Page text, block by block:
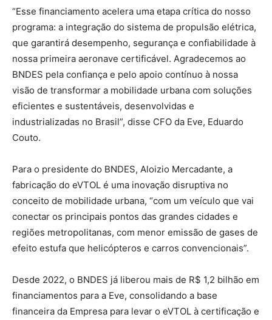
“Esse financiamento acelera uma etapa crítica do nosso
programa: a integração do sistema de propulsão elétrica,
que garantirá desempenho, segurança e confiabilidade à
nossa primeira aeronave certificável. Agradecemos ao
BNDES pela confiança e pelo apoio contínuo à nossa
visão de transformar a mobilidade urbana com soluções
eficientes e sustentáveis, desenvolvidas e
industrializadas no Brasil”, disse CFO da Eve, Eduardo
Couto.
Para o presidente do BNDES, Aloizio Mercadante, a
fabricação do eVTOL é uma inovação disruptiva no
conceito de mobilidade urbana, “com um veículo que vai
conectar os principais pontos das grandes cidades e
regiões metropolitanas, com menor emissão de gases de
efeito estufa que helicópteros e carros convencionais”.
Desde 2022, o BNDES já liberou mais de R$ 1,2 bilhão em
financiamentos para a Eve, consolidando a base
financeira da Empresa para levar o eVTOL à certificação e